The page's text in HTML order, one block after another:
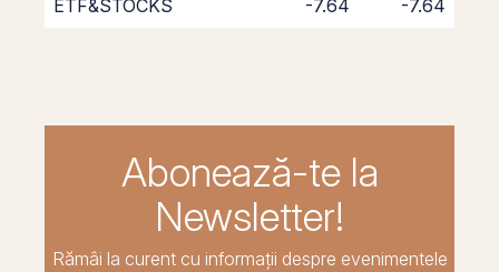
ETF&STOCKS
-7.64 -7.64
Abonează-te la
Newsletter!
Rămâi la curent cu informații despre evenimentele